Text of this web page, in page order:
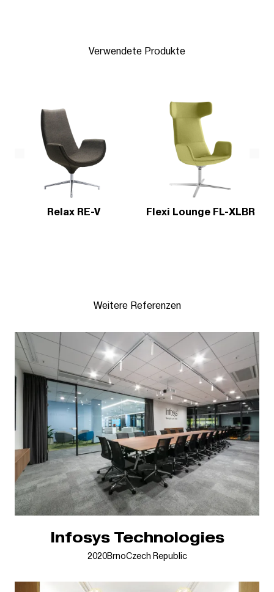
Verwendete Produkte
Relax RE-V Flexi Lounge FL-XLBR
Weitere Referenzen
Infosys Technologies
2020BrnoCzech Republic